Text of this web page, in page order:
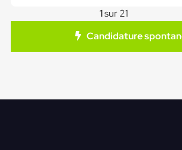
1sur 21
Candidature